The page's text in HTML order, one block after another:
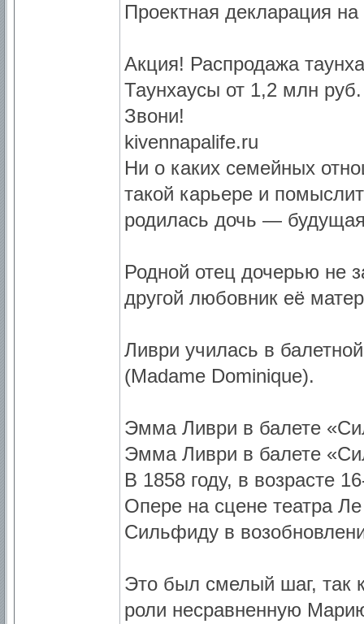
Проектная декларация
Акция! Распродажа
Таунхаусы от 1,2 млн
Звони!
kivennapalife.ru
Ни о каких семейных
такой карьере и
родилась дочь —
Родной отец дочерью не
другой любовник её
Ливри училась в
(Madame Dominique).
Эмма Ливри в балете
Эмма Ливри в балете
В 1858 году, в возрасте
Опере на сцене театра
Сильфиду в
Это был смелый шаг, так
роли несравненную